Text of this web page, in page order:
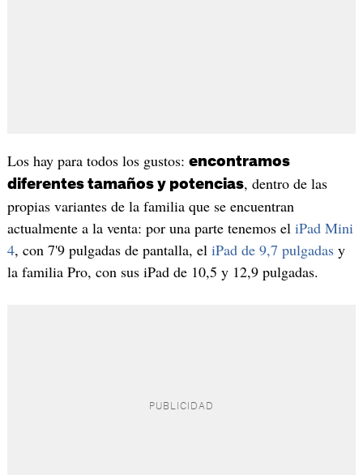
Los hay para todos los gustos: encontramos
diferentes tamaños y potencias, dentro de las
propias variantes de la familia que se encuentran
actualmente a la venta: por una parte tenemos el iPad Mini
4, con 7'9 pulgadas de pantalla, el iPad de 9,7 pulgadasy
la familia Pro, con sus iPad de 10,5 y 12,9 pulgadas.